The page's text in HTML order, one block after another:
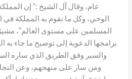
عام، وقال آل الشيخ :” إن
الوحي، وكل ما تقوم به المملكة في
المسلمين على مستوى العالم”،
برامجها الدعوية إلى توضيح ما جاء به
والسير وفق الطريق الذي ساره
ومن سار على منهجهم، وعن